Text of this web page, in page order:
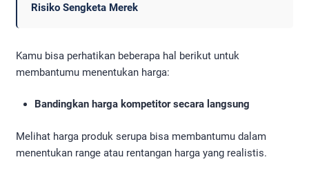
Risiko Sengketa Merek
Kamu bisa perhatikan beberapa hal berikut untuk
membantumu menentukan harga:
Bandingkan harga kompetitor secara langsung
Melihat harga produk serupa bisa membantumu dalam
menentukan range atau rentangan harga yang realistis.